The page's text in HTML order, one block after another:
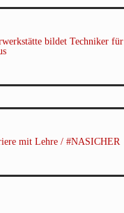
bildet Techniker für
mit Lehre / #NASICHER